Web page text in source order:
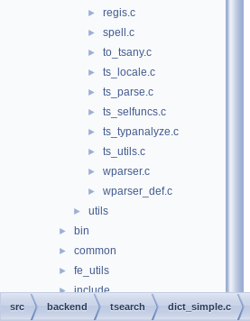
► regis.c
► spell.c
► to_tsany.c
► ts_locale.c
► ts_parse.c
► ts_selfuncs.c
► ts_typanalyze.c
► ts_utils.c
► wparser.c
► wparser_def.c
► utils
► bin
► common
► fe_utils
► include
► interfaces
src backend tsearch dict_simple.c